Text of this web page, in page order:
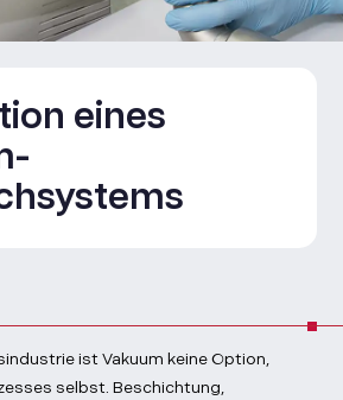
eines
ist Vakuum keine Option,
selbst. Beschichtung,